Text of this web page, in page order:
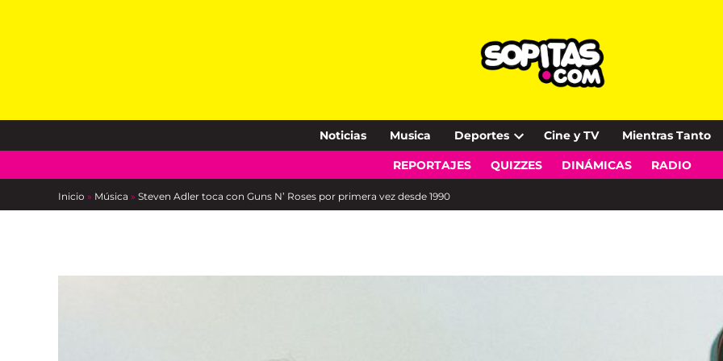
Noticias Musica Deportes
Open
dropdown
Cine y TV Mientras Tanto
REPORTAJES QUIZZES DINÁMICAS RADIO
Inicio » Música » Steven Adler toca con Guns N’ Roses por primera vez desde 1990